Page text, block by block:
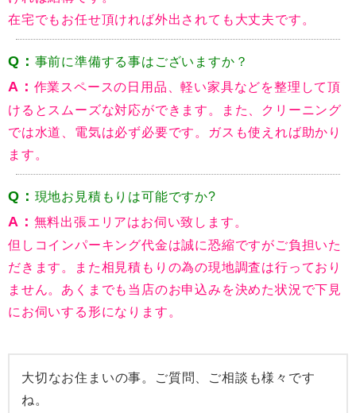
在宅でもお任せ頂ければ外出されても大丈夫です。
Q： 事前に準備する事はございますか？
A： 作業スペースの日用品、軽い家具などを整理して頂
けるとスムーズな対応ができます。また、クリーニング
では水道、電気は必ず必要です。ガスも使えれば助かり
ます。
Q： 現地お見積もりは可能ですか?
A： 無料出張エリアはお伺い致します。
但しコインパーキング代金は誠に恐縮ですがご負担いた
だきます。また相見積もりの為の現地調査は行っており
ません。あくまでも当店のお申込みを決めた状況で下見
にお伺いする形になります。
大切なお住まいの事。ご質問、ご相談も様々です
ね。